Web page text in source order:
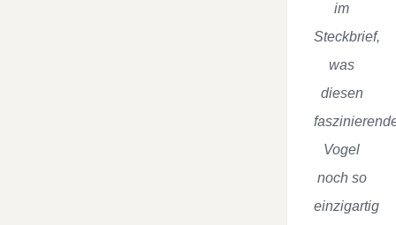
im
Steckbrief,
was
diesen
Vogel
noch so
einzigartig